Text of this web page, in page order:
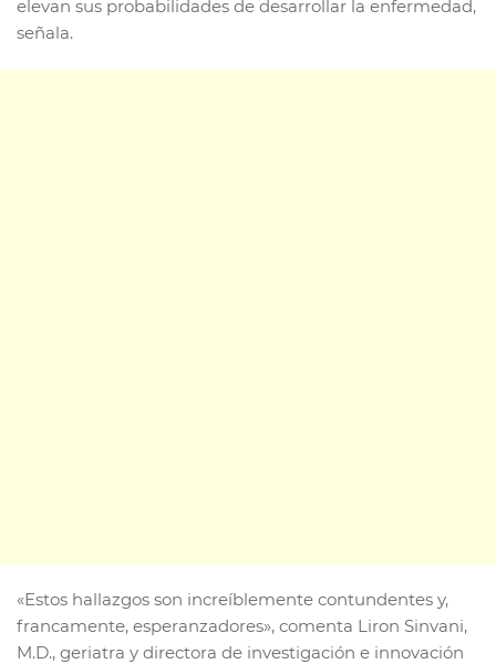
elevan sus probabilidades de desarrollar la enfermedad,
señala.
«Estos hallazgos son increíblemente contundentes y,
francamente, esperanzadores», comenta Liron Sinvani,
M.D., geriatra y directora de investigación e innovación